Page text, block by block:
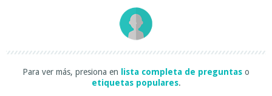
Para ver más, presiona en lista completa de preguntas o
etiquetas populares.